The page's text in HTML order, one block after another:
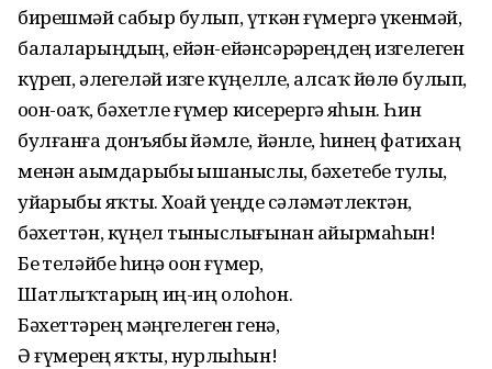
бирешмәй сабыр булып, үткән ғүмергә үкенмәй,
балаларыңдың, ейән-ейәнсәрҙәреңдең изгелеген
күреп, әлегеләй изге күңелле, алсаҡ йөҙлө булып,
оҙон-оҙаҡ, бәхетле ғүмер кисерергә яҙһын. Һин
булғанға донъябыҙ йәмле, йәнле, һинең фатихаң
менән аҙымдарыбыҙ ышаныслы, бәхетебеҙ тулы,
уйҙарыбыҙ яҡты. Хоҙай үҙеңде сәләмәтлектән,
бәхеттән, күңел тыныслығынан айырмаһын!
Беҙ теләйбеҙ һиңә оҙон ғүмер,
Шатлыҡтарҙың иң-иң олоһон.
Бәхеттәрҙең мәңгелеген генә,
Ә ғүмерҙең яҡты, нурлыһын!